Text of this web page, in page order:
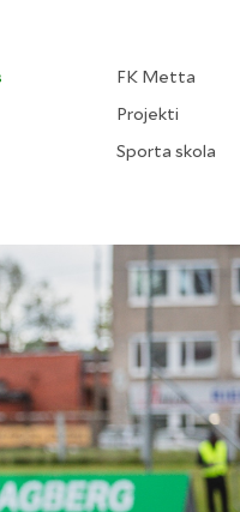
FK Metta
Projekti
Sporta skola